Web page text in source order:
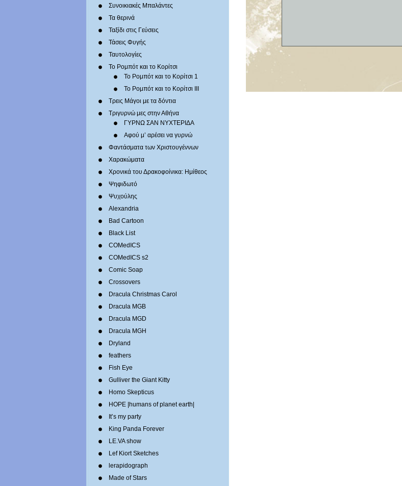
Συνοικιακές Μπαλάντες
Τα θερινά
Ταξίδι στις Γεύσεις
Τάσεις Φυγής
Ταυτολογίες
Το Ρομπότ και το Κορίτσι
Το Ρομπότ και το Κορίτσι 1
Το Ρομπότ και το Κορίτσι III
Τρεις Μάγοι με τα δόντια
Τριγυρνώ μες στην Αθήνα
ΓΥΡΝΩ ΣΑΝ ΝΥΧΤΕΡΙΔΑ
Αφού μ’ αρέσει να γυρνώ
Φαντάσματα των Χριστουγέννων
Χαρακώματα
Χρονικά του Δρακοφοίνικα: Ημίθεος
Ψηφιδωτό
Ψυχούλης
Alexandria
Bad Cartoon
Black List
COMedICS
COMedICS s2
Comic Soap
Crossovers
Dracula Christmas Carol
Dracula MGB
Dracula MGD
Dracula MGH
Dryland
feathers
Fish Eye
Gulliver the Giant Kitty
Homo Skepticus
HOPE |humans of planet earth|
It’s my party
King Panda Forever
LE.VA show
Lef Kiort Sketches
lerapidograph
Made of Stars